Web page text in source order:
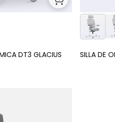
DT3 GLACIUS
SILLA DE